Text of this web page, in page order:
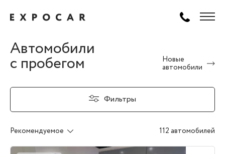
Автомобили
с пробегом
Новые
автомобили
Фильтры
Рекомендуемое 112 автомобилей